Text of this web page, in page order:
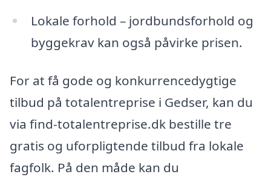
Lokale forhold – jordbundsforhold og
byggekrav kan også påvirke prisen.
For at få gode og konkurrencedygtige
tilbud på totalentreprise i Gedser, kan du
via find-totalentreprise.dk bestille tre
gratis og uforpligtende tilbud fra lokale
fagfolk. På den måde kan du